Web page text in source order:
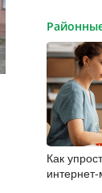
Как